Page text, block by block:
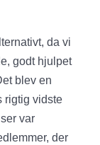
da vi
godt hjulpet
blev en
rigtig vidste
var
der